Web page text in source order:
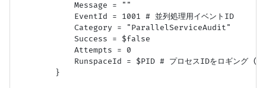
            Message = ""
            EventId = 1001 # 並列処理用イベントID
            Category = "ParallelServiceAudit"
            Success = $false
            Attempts = 0
RunspaceId = $PID # プロセスIDをロギング
        }